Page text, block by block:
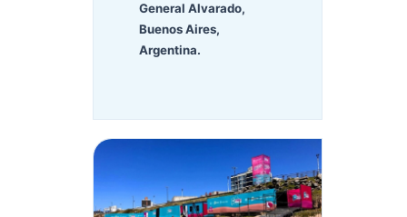
General Alvarado,
Buenos Aires,
Argentina.